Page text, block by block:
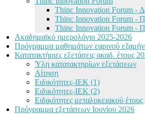
Thinc Innovation Forum -
Thinc Innovation Forum -
Thinc Innovation Forum -
Ακαδημαϊκό ημερολόγιο 2025-2026
Πρόγραμμα μαθημάτων εαρινού
Κατατακτήριες εξετάσεις ακαδ. έτους
Ύλη κατατακτηρίων εξετάσεων
Αίτηση
Ειδικότητες-ΙΕΚ (1)
Ειδικότητες-ΙΕΚ (2)
Ειδικότητες μεταλυκειακού έτους
Πρόγραμμα εξετάσεων Ιουνίου 2026